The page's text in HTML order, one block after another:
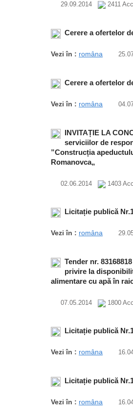
29.09.2014 2411
Cerere a ofertelor
Vezi în : româna
Cerere a ofertelor
Vezi în : româna
INVITAȚIE LA
serviciilor de
”Construcția
Romanovca„
02.06.2014 1403
Licitație publică
Vezi în : româna
Tender nr.
privire la
alimentare cu apă în
07.05.2014 1800
Licitație publică
Vezi în : româna
Licitație publică
Vezi în : româna